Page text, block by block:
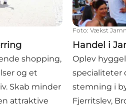
shopping,
og et
Skab minder
attraktive
Foto: Vækst
Handel i
Oplev
specialiteter
stemning i
Fjerritslev,